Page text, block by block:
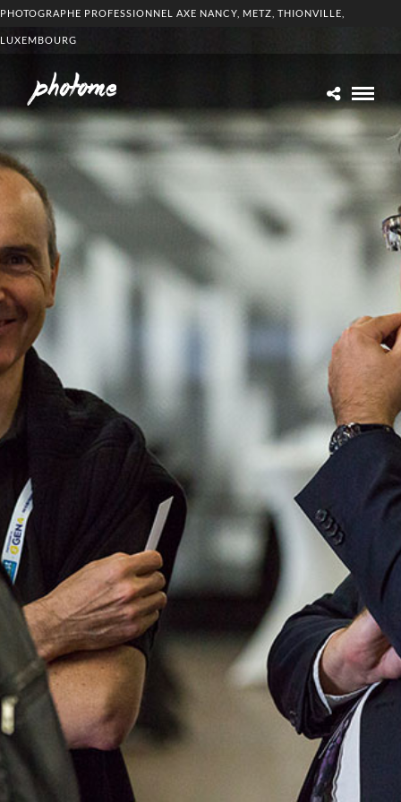
PHOTOGRAPHE PROFESSIONNEL AXE NANCY, METZ, THIONVILLE,
LUXEMBOURG